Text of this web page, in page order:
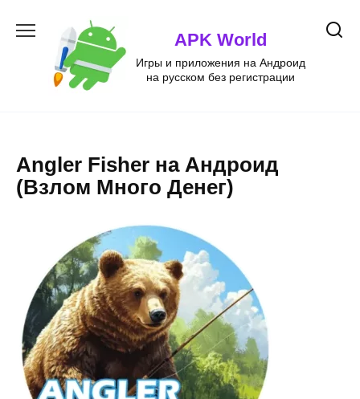
содержанию
APK World
Игры и приложения на Андроид
на русском без регистрации
Angler Fisher на Андроид
(Взлом Много Денег)